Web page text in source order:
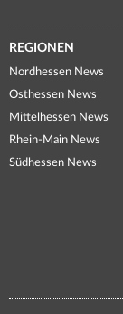
REGIONEN
Nordhessen News
Osthessen News
Mittelhessen News
Rhein-Main News
Südhessen News